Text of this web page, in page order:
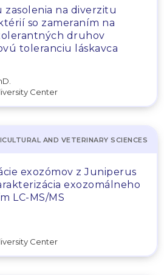
zasolenia na diverzitu
so zameraním na
druhov
toleranciu láskavca
Center
AND VETERINARY SCIENCES
exozómov z Juniperus
exozomálneho
LC-MS/MS
Center